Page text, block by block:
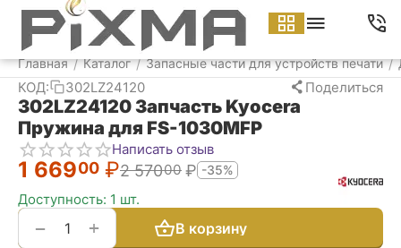
Главная / Каталог / Запасные части для устройств печати /
КОД: 302LZ24120 Поделиться
302LZ24120 Запчасть Kyocera
Пружина для FS-1030MFP
Написать отзыв
1 66900 ₽2 57000 ₽ -35%
Доступность: 1 шт.
+
− В корзину
Меню Найти Корзина Аккаунт